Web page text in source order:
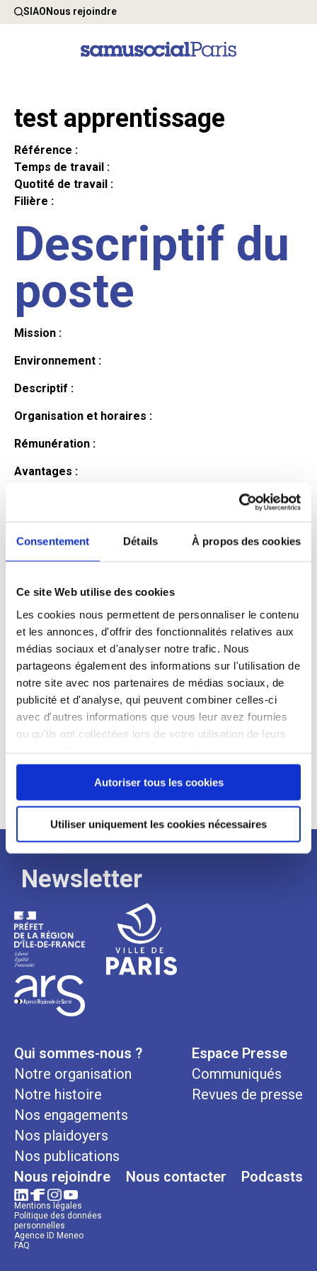
Consentement Détails À propos des cookies
Ce site Web utilise des cookies
Les cookies nous permettent de personnaliser le contenu
et les annonces, d'offrir des fonctionnalités relatives aux
médias sociaux et d'analyser notre trafic. Nous
partageons également des informations sur l'utilisation de
notre site avec nos partenaires de médias sociaux, de
publicité et d'analyse, qui peuvent combiner celles-ci
avec d'autres informations que vous leur avez fournies
ou qu'ils ont collectées lors de votre utilisation de leurs
continuez à utiliser notre site Web.
Autoriser tous les cookies
Utiliser uniquement les cookies nécessaires
SIAONous rejoindre
test apprentissage
Référence :
Temps de travail :
Quotité de travail :
Filière :
Descriptif du
poste
Mission :
Environnement :
Descriptif :
Organisation et horaires :
Rémunération :
Avantages :
candidat
Profil recherché :
Expérience :
Processus
de
recrutement
Newsletter
Qui sommes-nous ?
Notre organisation
Notre histoire
Nos engagements
Nos plaidoyers
Nos publications
Espace Presse
Communiqués
Revues de presse
Nous rejoindre Nous contacter Podcasts
Mentions légales
Politique des données
personnelles
Agence ID Meneo
FAQ